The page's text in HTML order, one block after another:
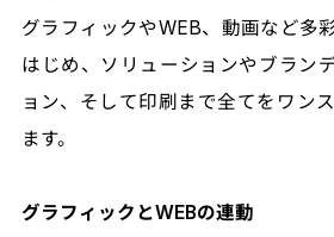
グラフィックやWEB、動画など多
はじめ、ソリューションやブラン
ョン、そして印刷まで全てをワン
ます。
グラフィックとWEBの連動